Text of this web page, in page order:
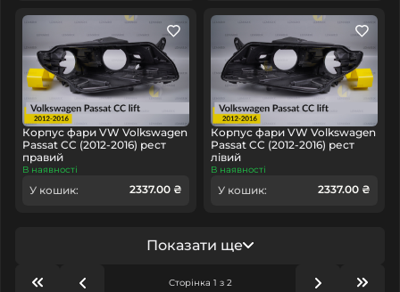
Корпус фари VW Volkswagen
Passat CC (2012-2016) рест
правий
В наявності
У кошик: 2337.00 ₴
Корпус фари VW Volkswagen
Passat CC (2012-2016) рест
лівий
В наявності
У кошик: 2337.00 ₴
Показати ще
Сторінка 1 з 2